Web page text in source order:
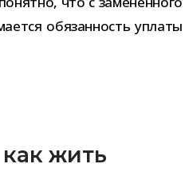
обя­зан­ность уплаты
жить